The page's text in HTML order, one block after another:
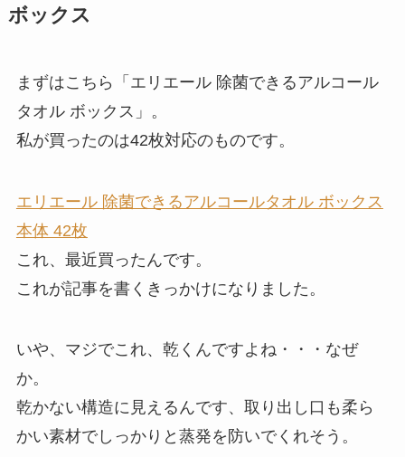
ボックス
まずはこちら「エリエール 除菌できるアルコール
タオル ボックス」。
私が買ったのは42枚対応のものです。
エリエール 除菌できるアルコールタオル ボックス
本体 42枚
これ、最近買ったんです。
これが記事を書くきっかけになりました。
いや、マジでこれ、乾くんですよね・・・なぜ
か。
乾かない構造に見えるんです、取り出し口も柔ら
かい素材でしっかりと蒸発を防いでくれそう。